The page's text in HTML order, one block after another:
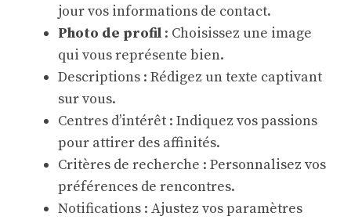
jour vos informations de contact.
Photo de profil : Choisissez une image
qui vous représente bien.
Descriptions : Rédigez un texte captivant
sur vous.
Centres d’intérêt : Indiquez vos passions
pour attirer des affinités.
Critères de recherche : Personnalisez vos
préférences de rencontres.
Notifications : Ajustez vos paramètres